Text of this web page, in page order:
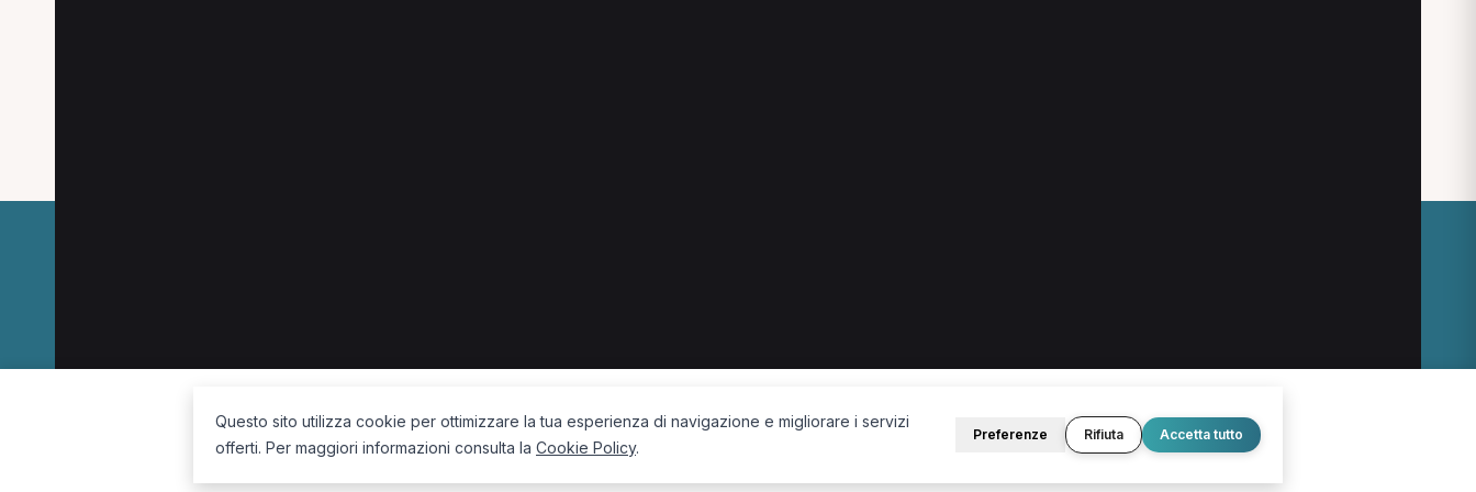
Questo sito utilizza cookie per ottimizzare la tua esperienza di navigazione e migliorare i servizi
offerti. Per maggiori informazioni consulta la Cookie Policy.
Preferenze Rifiuta Accetta tutto